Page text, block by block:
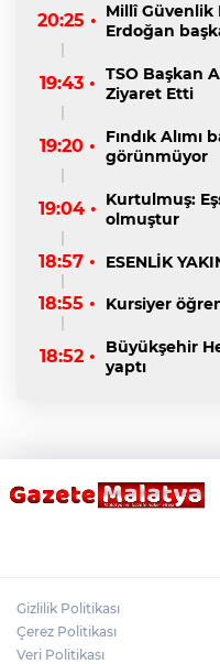
20:25 • Millî Güvenlik
Erdoğan
19:43 • TSO Başkan
Ziyaret Etti
19:20 •
Fındık Alımı
görünmüyor
19:04 • Kurtulmuş:
olmuştur
18:57 • ESENLİK
18:55 • Kursiyer
18:52 •
Büyükşehir
yaptı
Gizlilik Politikası
Çerez Politikası
Veri Politikası